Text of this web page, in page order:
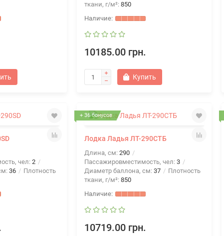
ткани, г/м²: 850
10185.00 грн.
Купить
чел: 2
36
Плотность
+ 36 бонусов
Лодка Ладья ЛТ-290СТБ
Длина, см: 290
Пассажировместимость, чел: 3
Диаметр баллона, см: 37
Плотность
ткани, г/м²: 850
10719.00 грн.